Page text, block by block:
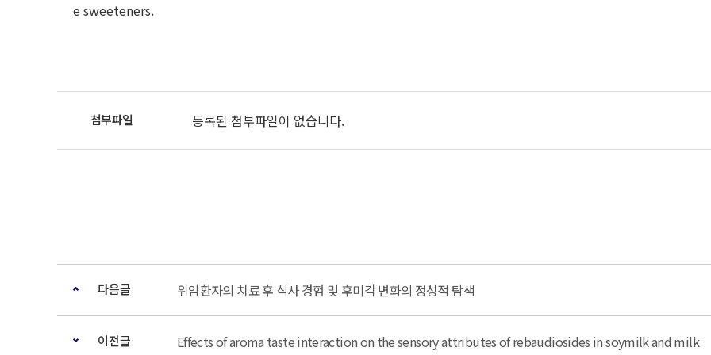
e sweeteners.
등록된 첨부파일이 없습니다.
다음글 위암환자의 치료 후 식사 경험 및 후미각 변화의 정성적 탐색
이전글 Effects of aroma taste interaction on the sensory attributes of rebaudiosides in soymilk and milk